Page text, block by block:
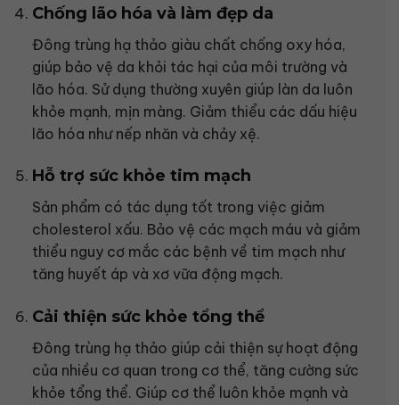
Chống lão hóa và làm đẹp da
Đông trùng hạ thảo giàu chất chống oxy hóa,
giúp bảo vệ da khỏi tác hại của môi trường và
lão hóa. Sử dụng thường xuyên giúp làn da luôn
khỏe mạnh, mịn màng. Giảm thiểu các dấu hiệu
lão hóa như nếp nhăn và chảy xệ.
Hỗ trợ sức khỏe tim mạch
Sản phẩm có tác dụng tốt trong việc giảm
cholesterol xấu. Bảo vệ các mạch máu và giảm
thiểu nguy cơ mắc các bệnh về tim mạch như
tăng huyết áp và xơ vữa động mạch.
Cải thiện sức khỏe tổng thể
Đông trùng hạ thảo giúp cải thiện sự hoạt động
của nhiều cơ quan trong cơ thể, tăng cường sức
khỏe tổng thể. Giúp cơ thể luôn khỏe mạnh và